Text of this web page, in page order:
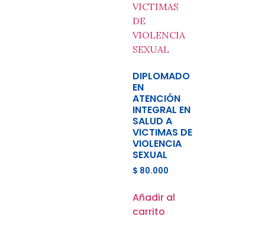
DIPLOMADO
EN
ATENCIÓN
INTEGRAL EN
SALUD A
VICTIMAS DE
VIOLENCIA
SEXUAL
$ 80.000
Añadir al
carrito